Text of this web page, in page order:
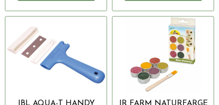
JBL AQUA-T HANDY
JR FARM NATURFARGE